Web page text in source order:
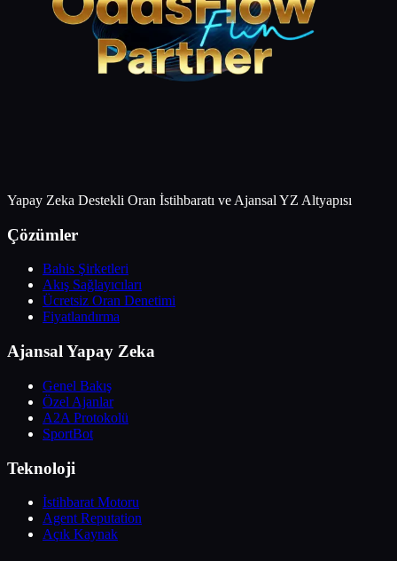
Yapay Zeka Destekli Oran İstihbaratı ve Ajansal YZ Altyapısı
Çözümler
Bahis Şirketleri
Akış Sağlayıcıları
Ücretsiz Oran Denetimi
Fiyatlandırma
Ajansal Yapay Zeka
Genel Bakış
Özel Ajanlar
A2A Protokolü
SportBot
Teknoloji
İstihbarat Motoru
Agent Reputation
Açık Kaynak